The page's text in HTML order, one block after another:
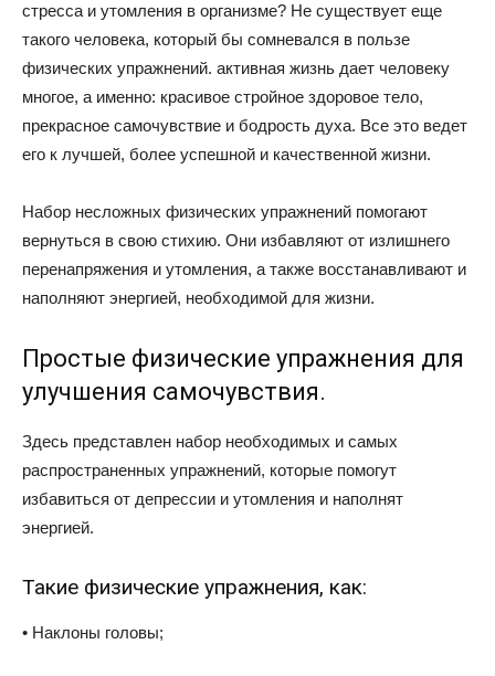
стресса и утомления в организме? Не существует еще
такого человека, который бы сомневался в пользе
физических упражнений. активная жизнь дает человеку
многое, а именно: красивое стройное здоровое тело,
прекрасное самочувствие и бодрость духа. Все это ведет
его к лучшей, более успешной и качественной жизни.
Набор несложных физических упражнений помогают
вернуться в свою стихию. Они избавляют от излишнего
перенапряжения и утомления, а также восстанавливают и
наполняют энергией, необходимой для жизни.
Простые физические упражнения для
улучшения самочувствия.
Здесь представлен набор необходимых и самых
распространенных упражнений, которые помогут
избавиться от депрессии и утомления и наполнят
энергией.
Такие физические упражнения, как:
• Наклоны головы;